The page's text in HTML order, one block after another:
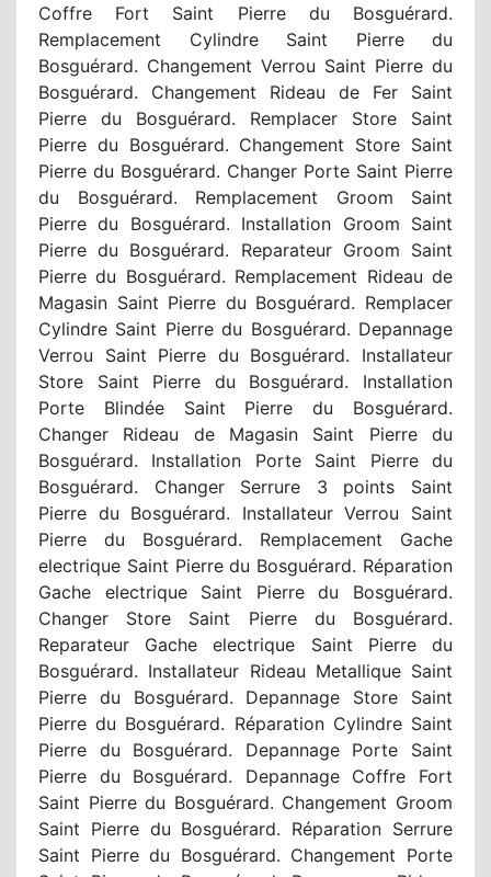
Coffre Fort Saint Pierre du Bosguérard.
Remplacement Cylindre Saint Pierre du
Bosguérard. Changement Verrou Saint Pierre du
Bosguérard. Changement Rideau de Fer Saint
Pierre du Bosguérard. Remplacer Store Saint
Pierre du Bosguérard. Changement Store Saint
Pierre du Bosguérard. Changer Porte Saint Pierre
du Bosguérard. Remplacement Groom Saint
Pierre du Bosguérard. Installation Groom Saint
Pierre du Bosguérard. Reparateur Groom Saint
Pierre du Bosguérard. Remplacement Rideau de
Magasin Saint Pierre du Bosguérard. Remplacer
Cylindre Saint Pierre du Bosguérard. Depannage
Verrou Saint Pierre du Bosguérard. Installateur
Store Saint Pierre du Bosguérard. Installation
Porte Blindée Saint Pierre du Bosguérard.
Changer Rideau de Magasin Saint Pierre du
Bosguérard. Installation Porte Saint Pierre du
Bosguérard. Changer Serrure 3 points Saint
Pierre du Bosguérard. Installateur Verrou Saint
Pierre du Bosguérard. Remplacement Gache
electrique Saint Pierre du Bosguérard. Réparation
Gache electrique Saint Pierre du Bosguérard.
Changer Store Saint Pierre du Bosguérard.
Reparateur Gache electrique Saint Pierre du
Bosguérard. Installateur Rideau Metallique Saint
Pierre du Bosguérard. Depannage Store Saint
Pierre du Bosguérard. Réparation Cylindre Saint
Pierre du Bosguérard. Depannage Porte Saint
Pierre du Bosguérard. Depannage Coffre Fort
Saint Pierre du Bosguérard. Changement Groom
Saint Pierre du Bosguérard. Réparation Serrure
Saint Pierre du Bosguérard. Changement Porte